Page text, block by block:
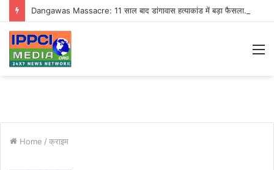
Dangawas Massacre: 11 साल बाद डांगावास हत्याकांड में बड़ा फैसला, एससी-एसटी कोर्ट ने सभी 40 आरोपियों को किया बाइज्जत बरी
Home / क्राइम